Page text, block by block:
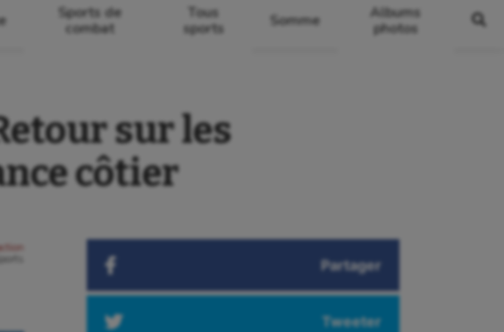
Sports de
combat
Tous
sports
Somme
Albums
photos
sur les
côtier
Partager
Tweeter